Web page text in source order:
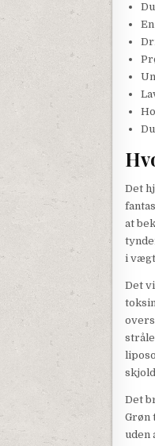
Det
at
i
Det
Det
Grøn
uden